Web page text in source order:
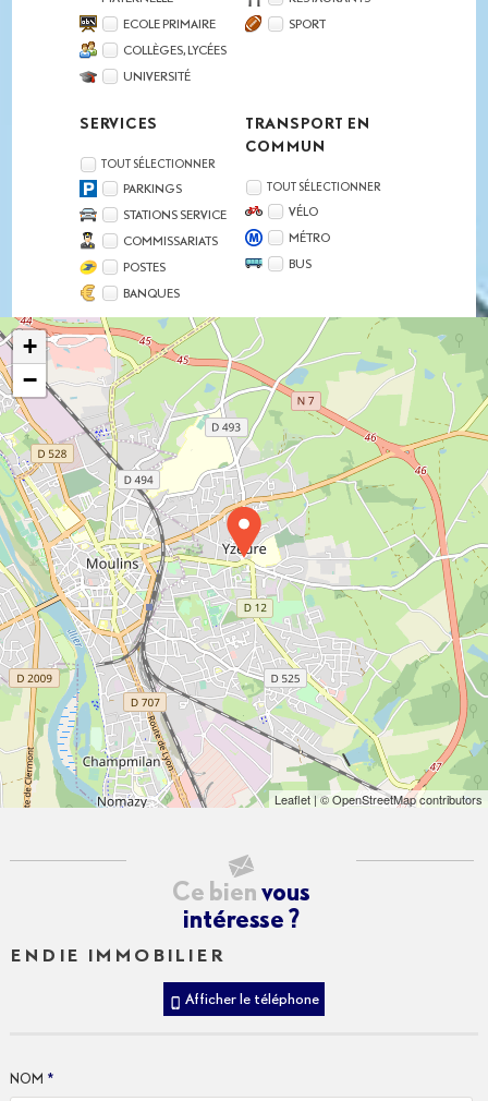
ECOLE PRIMAIRE
COLLÈGES, LYCÉES
UNIVERSITÉ
SPORT
SERVICES
TOUT SÉLECTIONNER
PARKINGS
STATIONS SERVICE
COMMISSARIATS
POSTES
BANQUES
TRANSPORT EN
COMMUN
TOUT SÉLECTIONNER
VÉLO
MÉTRO
BUS
+
−
Leaflet | © OpenStreetMap contributors
Ce bienvous
intéresse ?
ENDIE IMMOBILIER
Afficher le téléphone
NOM *